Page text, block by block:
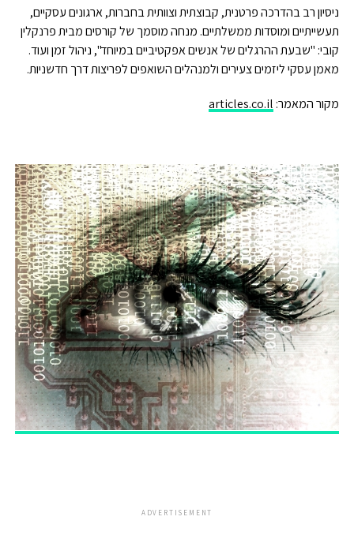
ניסיון רב בהדרכה פרטנית, קבוצתית וצוותית בחברות, ארגונים עסקיים,
תעשייתיים ומוסדות ממשלתיים. מנחה מוסמך של קורסים מבית פרנקלין
קובי: "שבעת ההרגלים של אנשים אפקטיביים במיוחד", ניהול זמן ועוד.
מאמן עסקי ליזמים צעירים ולמנהלים השואפים לפריצות דרך חדשניות.
מקור המאמר: articles.co.il
ADVERTISEMENT